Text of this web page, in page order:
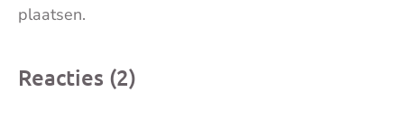
plaatsen.
Reacties (2)